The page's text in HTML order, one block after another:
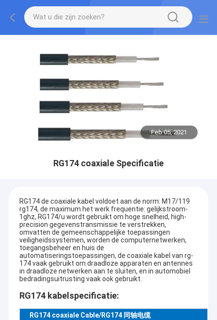
Feb 05, 2021
RG174 coaxiale Specificatie
RG174 de coaxiale kabel voldoet aan de norm: M17/119
rg174, de maximum het werk frequentie: gelijkstroom-
1ghz, RG174/u wordt gebruikt om hoge snelheid, high-
precision gegevenstransmissie te verstrekken,
omvatten de gemeenschappelijke toepassingen
veiligheidssystemen, worden de computernetwerken,
toegangsbeheer en huis de
automatiseringstoepassingen, de coaxiale kabel van rg-
174 vaak gebruikt om draadloze apparaten en antennes
in draadloze netwerken aan te sluiten, en in automobiel
bedradingsuitrusting vaak ook gebruikt.
RG174 kabelspecificatie:
RG174 coaxiale Cable/RG174 同轴电缆